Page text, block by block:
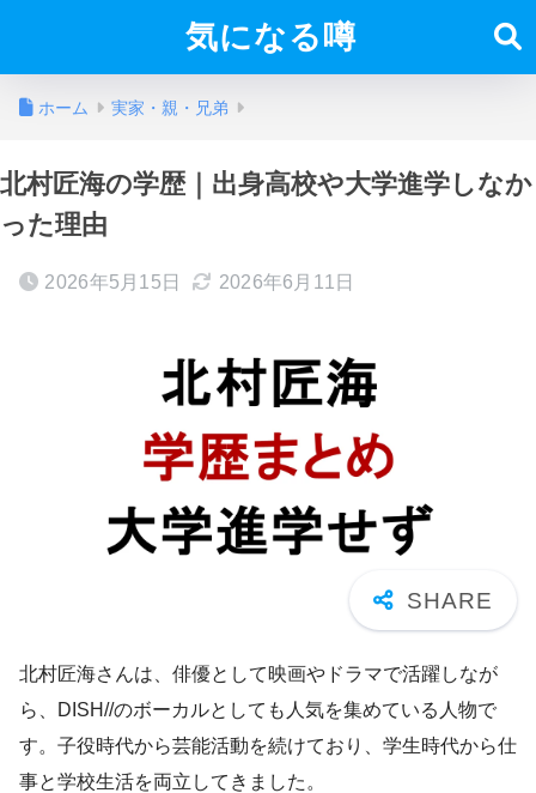
気になる噂
ホーム 実家・親・兄弟
北村匠海の学歴｜出身高校や大学進学しなか
った理由
2026年5月15日 2026年6月11日
北村匠海さんは、俳優として映画やドラマで活躍しなが
ら、DISH//のボーカルとしても人気を集めている人物で
す。子役時代から芸能活動を続けており、学生時代から仕
事と学校生活を両立してきました。